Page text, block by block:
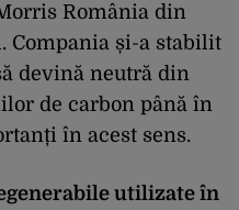
România din
Compania și-a stabilit
devină neutră din
de carbon până în
în acest sens.
utilizate în